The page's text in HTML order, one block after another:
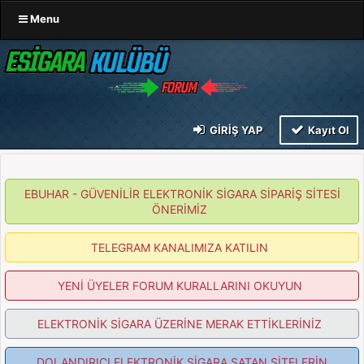
Menu
GIRIŞ YAP Kayıt Ol
EBUHAR - GÜVENİLİR ELEKTRONİK SİGARA SİPARİŞ SİTESİ
ÖNERİMİZ
TELEGRAM KANALIMIZA KATILIN
YENİ ÜYELER FORUM KURALLARINI OKUYUN
ELEKTRONİK SİGARA ÜZERİNE MERAK ETTİKLERİNİZ